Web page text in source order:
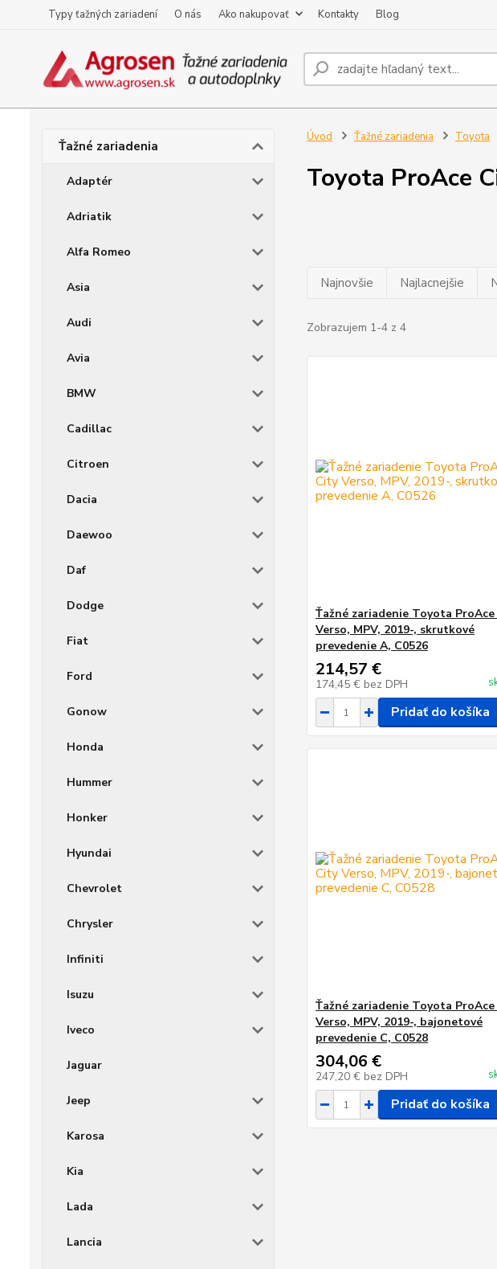
Typy ťažných zariadení O nás Ako nakupovať Kontakty Blog
Ťažné zariadenia
Adaptér
Adriatik
Alfa Romeo
Asia
Audi
Avia
BMW
Cadillac
Citroen
Dacia
Daewoo
Daf
Dodge
Fiat
Ford
Gonow
Honda
Hummer
Honker
Hyundai
Chevrolet
Chrysler
Infiniti
Isuzu
Iveco
Jaguar
Jeep
Karosa
Kia
Lada
Lancia
Úvod Ťažné zariadenia Toyota
Toyota ProAce
Najnovšie Najlacnejšie
Zobrazujem 1-4 z 4
Ťažné zariadenie Toyota
Verso, MPV, 2019-, skrutkové
prevedenie A, C0526
214,57 €
174,45 € bez DPH
Pridať do košíka
Ťažné zariadenie Toyota
Verso, MPV, 2019-, bajonetové
prevedenie C, C0528
304,06 €
247,20 € bez DPH
Pridať do košíka